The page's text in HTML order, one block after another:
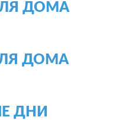
ДОМА
ДОМА
ДНИ